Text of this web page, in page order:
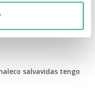
salvavidas tengo